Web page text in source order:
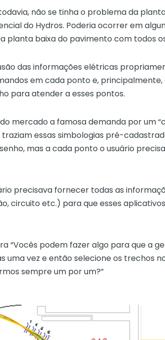
não se tinha o problema da
do Hydros. Poderia ocorrer em
planta baixa do pavimento com todos
das informações elétricas
em cada ponto e, principalmente,
para atender a esses pontos.
mercado a famosa demanda por um
essas simbologias pré-
mas a cada ponto o usuário
precisava fornecer todas as
circuito etc.) para que esses
“Vocês podem fazer algo para que a
uma vez e então selecione os trechos
sempre um por um?”